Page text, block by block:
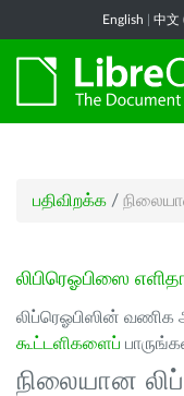
English 中文
பதிவிறக்க /
லிபிரெஓபிஸை
லிப்ரெஓபிஸின் வணிக
கூட்டளிகளைப்
நிலையான